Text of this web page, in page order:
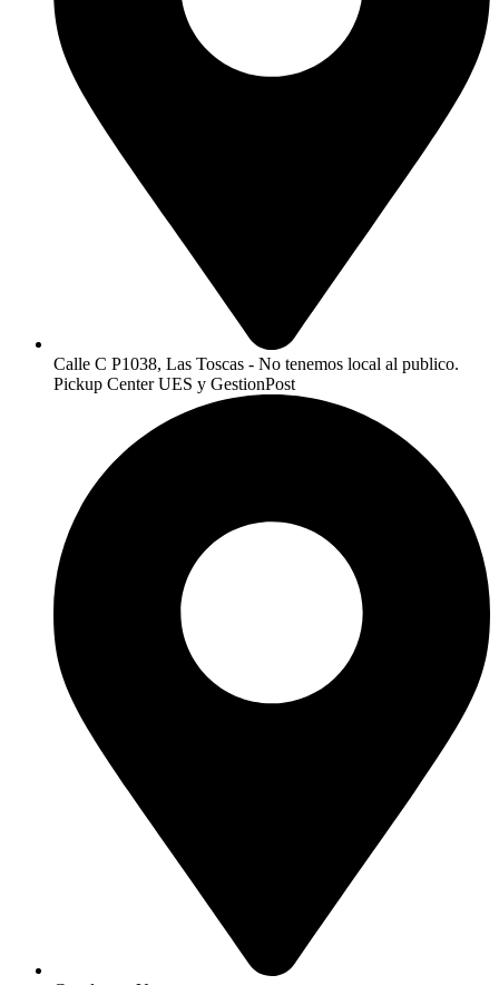
Calle C P1038, Las Toscas - No tenemos local al publico.
Pickup Center UES y GestionPost